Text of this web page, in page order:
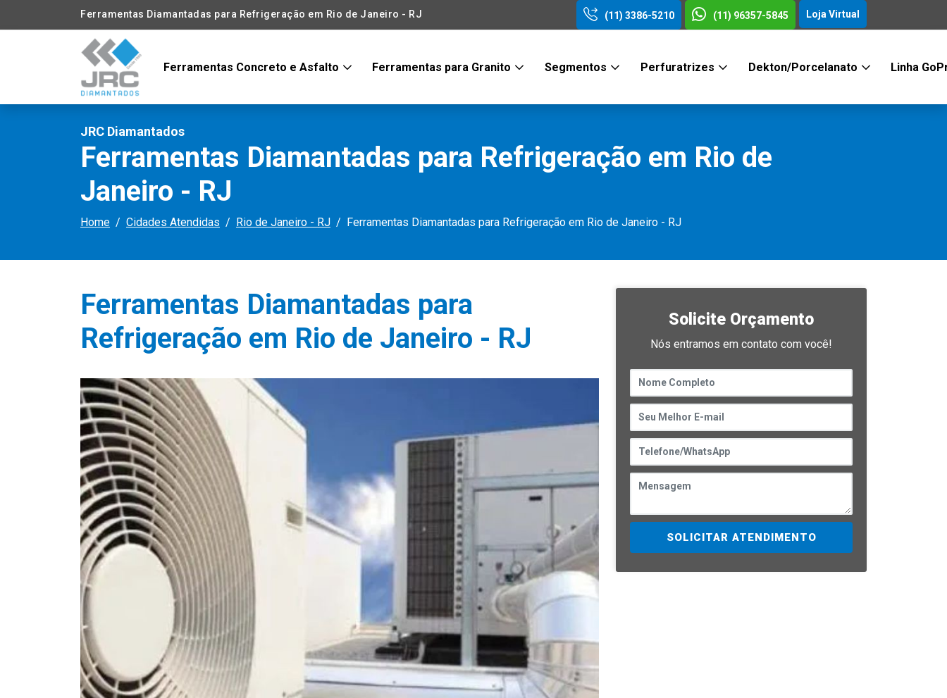
Ferramentas Diamantadas para Refrigeração em Rio de Janeiro - RJ (11) 3386-5210 (11) 96357-5845 Loja Virtual
Ferramentas Concreto e Asfalto Ferramentas para Granito Segmentos Perfuratrizes Dekton/Porcelanato Linha
JRC Diamantados
Ferramentas Diamantadas para Refrigeração em Rio de
Janeiro - RJ
Home Cidades Atendidas Rio de Janeiro - RJ Ferramentas Diamantadas para Refrigeração em Rio de Janeiro - RJ
Ferramentas Diamantadas para
Refrigeração em Rio de Janeiro - RJ
Solicite Orçamento
Nós entramos em contato com você!
SOLICITAR ATENDIMENTO